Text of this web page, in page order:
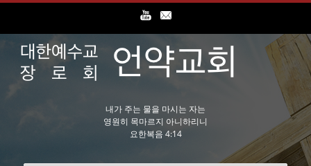
내가 주는 물을 마시는 자는
영원히 목마르지 아니하리니
요한복음 4:14